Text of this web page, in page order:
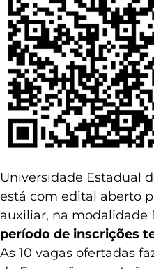
Universidade Estadual
está com edital aberto
auxiliar, na modalidade
período de inscrições